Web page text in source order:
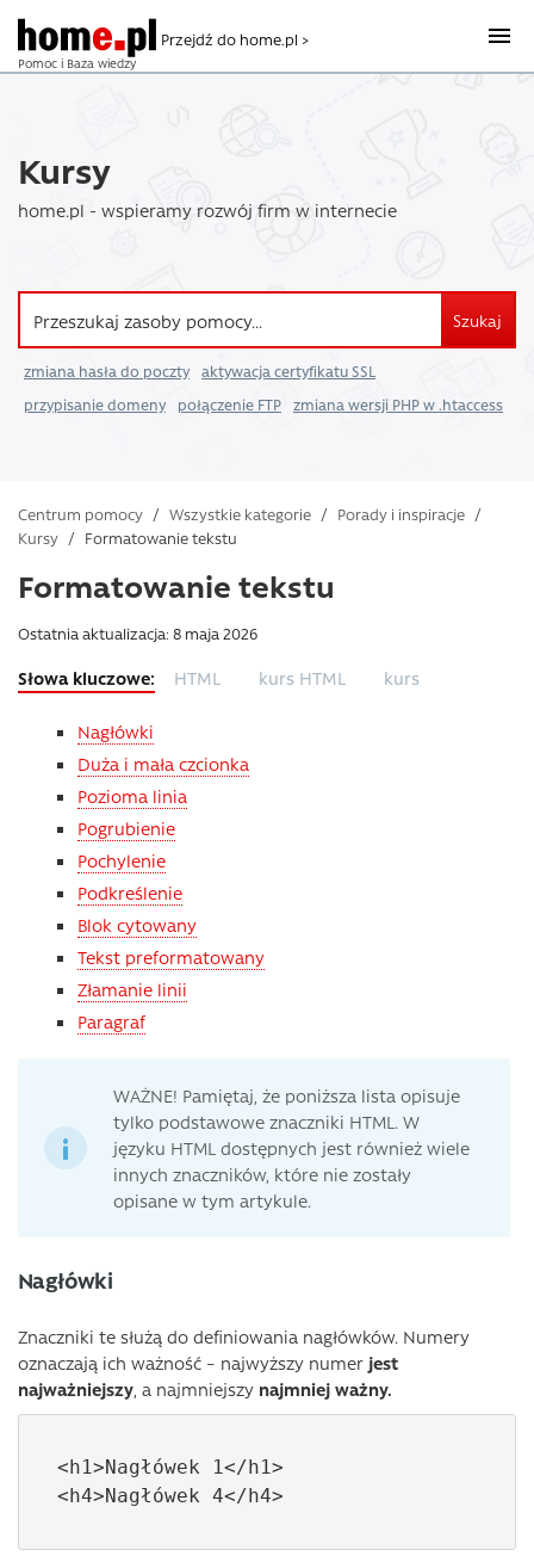
Pomoc i Baza wiedzy
Przejdź do home.pl >
Kursy
home.pl - wspieramy rozwój firm w internecie
Szukaj
zmiana hasła do poczty
aktywacja certyfikatu SSL
przypisanie domeny
połączenie FTP zmiana wersji PHP w .htaccess
Centrum pomocy / Wszystkie kategorie / Porady i inspiracje /
Kursy / Formatowanie tekstu
Formatowanie tekstu
Ostatnia aktualizacja: 8 maja 2026
HTML kurs HTML kurs
Nagłówki
Duża i mała czcionka
Pozioma linia
Pogrubienie
Pochylenie
Podkreślenie
Blok cytowany
Tekst preformatowany
Złamanie linii
Paragraf
WAŻNE! Pamiętaj, że poniższa lista opisuje
tylko podstawowe znaczniki HTML. W
języku HTML dostępnych jest również wiele
innych znaczników, które nie zostały
opisane w tym artykule.
Nagłówki
Znaczniki te służą do definiowania nagłówków. Numery
oznaczają ich ważność – najwyższy numer jest
najważniejszy, a najmniejszy najmniej ważny.
<h1>Nagłówek 1</h1>
<h4>Nagłówek 4</h4>